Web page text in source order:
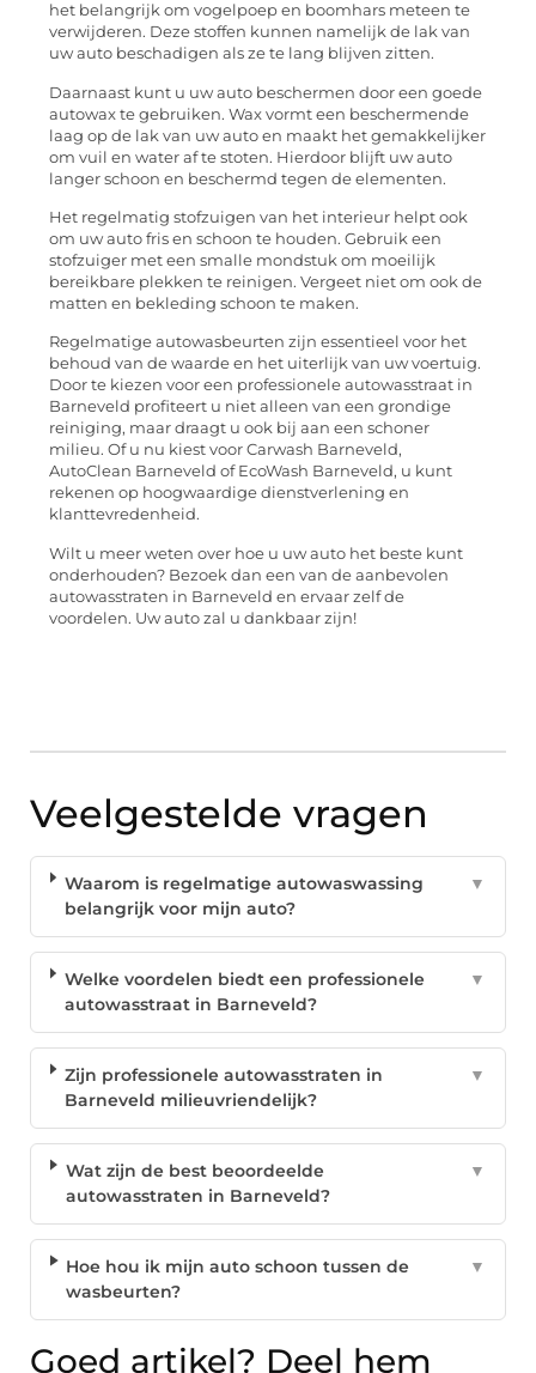
het belangrijk om vogelpoep en boomhars meteen te
verwijderen. Deze stoffen kunnen namelijk de lak van
uw auto beschadigen als ze te lang blijven zitten.
Daarnaast kunt u uw auto beschermen door een goede
autowax te gebruiken. Wax vormt een beschermende
laag op de lak van uw auto en maakt het gemakkelijker
om vuil en water af te stoten. Hierdoor blijft uw auto
langer schoon en beschermd tegen de elementen.
Het regelmatig stofzuigen van het interieur helpt ook
om uw auto fris en schoon te houden. Gebruik een
stofzuiger met een smalle mondstuk om moeilijk
bereikbare plekken te reinigen. Vergeet niet om ook de
matten en bekleding schoon te maken.
Regelmatige autowasbeurten zijn essentieel voor het
behoud van de waarde en het uiterlijk van uw voertuig.
Door te kiezen voor een professionele autowasstraat in
Barneveld profiteert u niet alleen van een grondige
reiniging, maar draagt u ook bij aan een schoner
milieu. Of u nu kiest voor Carwash Barneveld,
AutoClean Barneveld of EcoWash Barneveld, u kunt
rekenen op hoogwaardige dienstverlening en
klanttevredenheid.
Wilt u meer weten over hoe u uw auto het beste kunt
onderhouden? Bezoek dan een van de aanbevolen
autowasstraten in Barneveld en ervaar zelf de
voordelen. Uw auto zal u dankbaar zijn!
Veelgestelde vragen
Waarom is regelmatige autowaswassing
belangrijk voor mijn auto?
▼
Welke voordelen biedt een professionele
autowasstraat in Barneveld?
▼
Zijn professionele autowasstraten in
Barneveld milieuvriendelijk?
▼
Wat zijn de best beoordeelde
autowasstraten in Barneveld?
▼
Hoe hou ik mijn auto schoon tussen de
wasbeurten?
▼
Goed artikel? Deel hem